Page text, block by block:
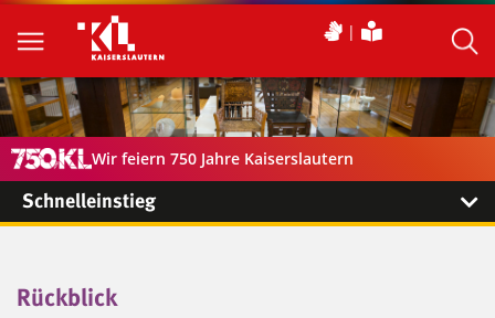
Wir feiern 750 Jahre Kaiserslautern
Schnelleinstieg
Rückblick